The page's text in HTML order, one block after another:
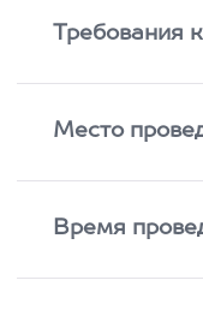
Требования
Место
Время